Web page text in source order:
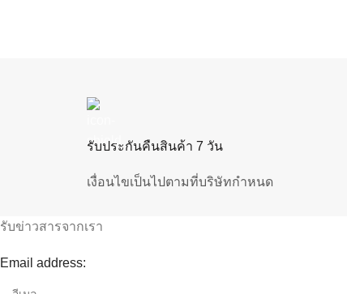
รับประกันคืนสินค้า 7 วัน
เงื่อนไขเป็นไปตามที่บริษัทกำหนด
รับข่าวสารจากเรา
Email address: